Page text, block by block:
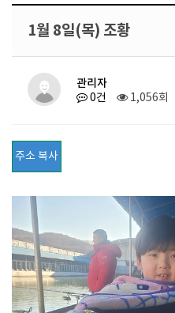
1월 8일(목) 조황
관리자
0건 1,056회
주소 복사